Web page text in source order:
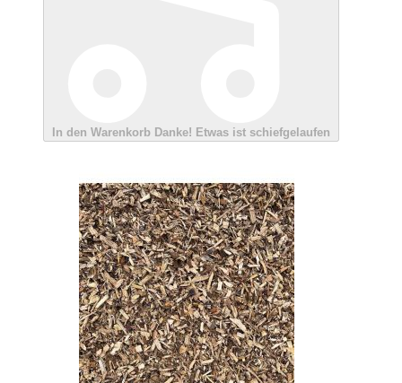
In den Warenkorb Danke! Etwas ist schiefgelaufen